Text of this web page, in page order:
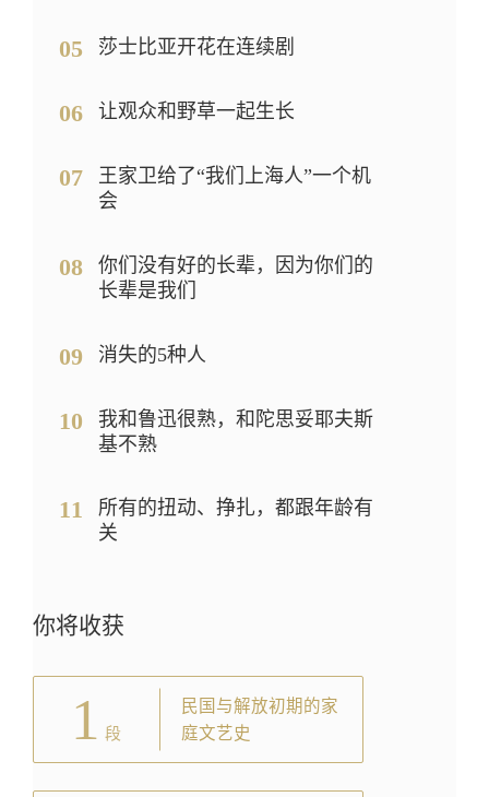
05 莎士比亚开花在连续剧
06 让观众和野草一起生长
07
王家卫给了“我们上海人”一个机
会
08
你们没有好的长辈，因为你们的
长辈是我们
09 消失的5种人
10
我和鲁迅很熟，和陀思妥耶夫斯
基不熟
11
所有的扭动、挣扎，都跟年龄有
关
你将收获
1 段
民国与解放初期的家
庭文艺史